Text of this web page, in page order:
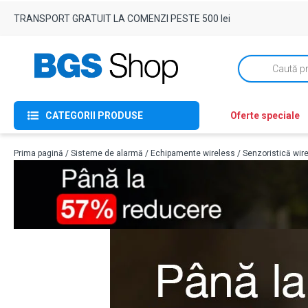
TRANSPORT GRATUIT LA COMENZI PESTE 500 lei
Products
search
CATEGORII PRODUSE Oferte speciale
Prima pagină / Sisteme de alarmă / Echipamente wireless / Senzoristică